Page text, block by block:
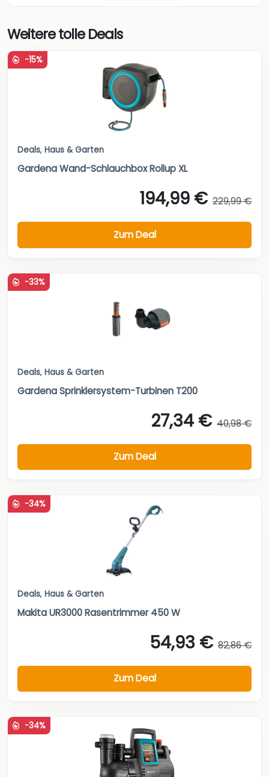
Weitere tolle Deals
-15%
Deals, Haus & Garten
Gardena Wand-Schlauchbox Rollup XL
194,99 € 229,99 €
Zum Deal
-33%
Deals, Haus & Garten
Gardena Sprinklersystem-Turbinen T200
27,34 € 40,98 €
Zum Deal
-34%
Deals, Haus & Garten
Makita UR3000 Rasentrimmer 450 W
54,93 € 82,86 €
Zum Deal
-34%